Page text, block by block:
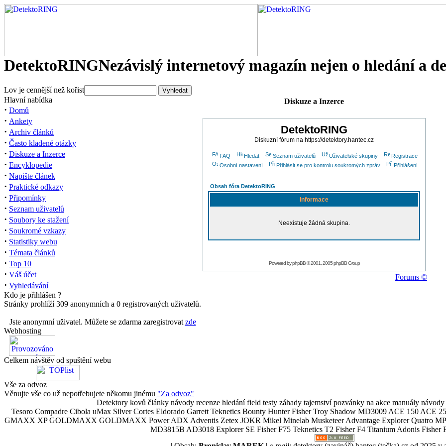
DetektoRINGNezávislý internetový magazín nejen o hledání a
Lov je cennější než kořist
Hlavní nabídka
· Domů
· Ankety
· Archiv článků
· Často kladené otázky
· Diskuze a Inzerce
· Encyklopedie
· Napište článek
· Praktické odkazy
· Připomínky
· Seznam uživatelů
· Soubory ke stažení
· Soukromé vzkazy
· Statistiky webu
· Témata článků
· Top 10
· Váš účet
· Vyhledávání
Kdo je přihlášen ?
Stránky prohlíží 309 anonymních a 0 registrovaných uživatelů.
Jste anonymní uživatel. Můžete se zdarma zaregistrovat zde
Webhosting
Celkem návštěv od spuštění webu
Vše za odvoz
Věnujte vše co už nepotřebujete někomu jinému "Za odvoz"
Diskuze a Inzerce
DetektoRING
Diskuzní fórum na https://detektory.hantec.cz
FAQ Hledat Seznam uživatelů Uživatelské skupiny
Registrace
Osobní nastavení
Přihlásit se pro kontrolu soukromých zpráv Přihlášení
Obsah fóra DetektoRING
Informace
Neexistuje žádná skupina.
Powered byphpBB© 2001, 2005 phpBB Group
Forums ©
Detektory kovů články návody recenze hledání field testy záhady tajemství pozvánky na akce manuály
Tesoro Compadre Cibola uMax Silver Cortes Eldorado Garrett Teknetics Bounty Hunter Fisher Troy Shadow MD3009 ACE 150 ACE
GMAXX XP GOLDMAXX GOLDMAXX Power ADX Adventis Zetex JOKR Mikel Minelab Musketeer Advantage Explorer Quatro
MD3815B AD3018 Explorer SE Fisher F75 Teknetics T2 Fisher F4 Titanium Adonis Fisher